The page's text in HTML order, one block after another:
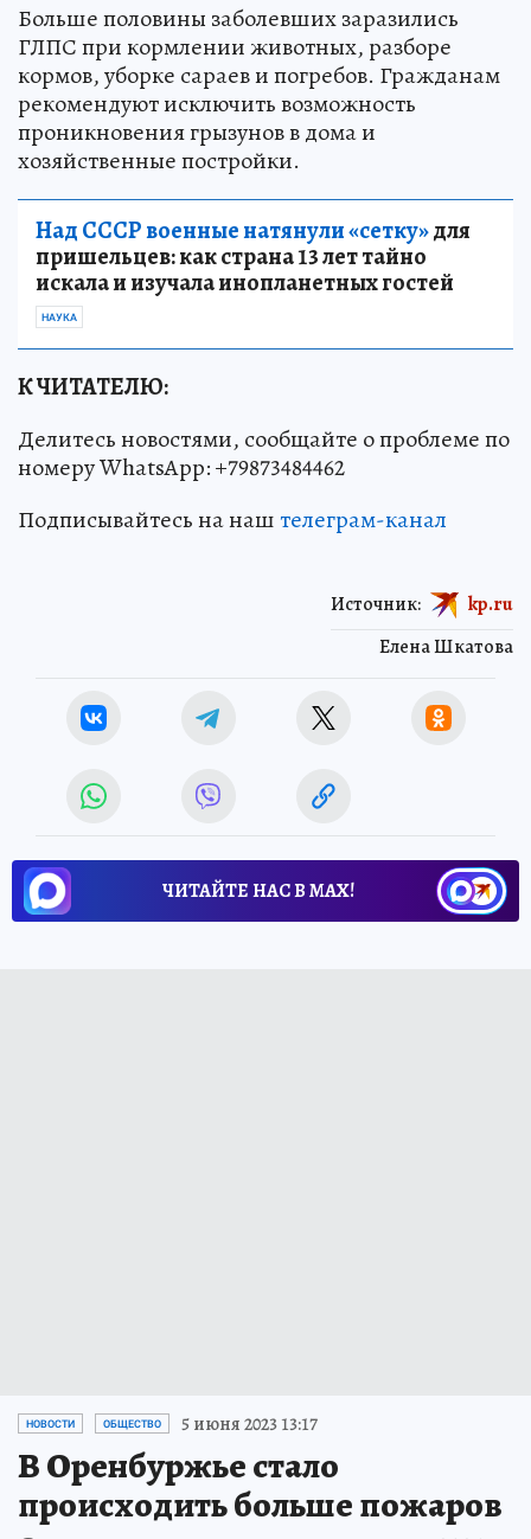
Больше половины заболевших заразились
ГЛПС при кормлении животных, разборе
кормов, уборке сараев и погребов. Гражданам
рекомендуют исключить возможность
проникновения грызунов в дома и
хозяйственные постройки.
Над СССР военные натянули «сетку»для
пришельцев: как страна 13 лет тайно
искала и изучала инопланетных гостей
НАУКА
К ЧИТАТЕЛЮ:
Делитесь новостями, сообщайте о проблеме по
номеру WhatsApp: +79873484462
Подписывайтесь на наштелеграм-канал
Елена Шкатова
Источник: kp.ru
ЧИТАЙТЕ НАС В МАХ!
НОВОСТИ ОБЩЕСТВО 5 июня 2023 13:17
В Оренбуржье стало
происходить больше пожаров